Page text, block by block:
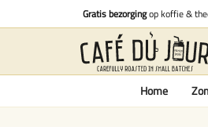
Gratis bezorgingop koffie &
Home